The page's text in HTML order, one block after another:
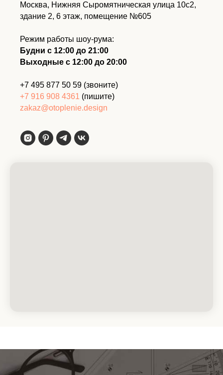
Москва, Нижняя Сыромятническая улица 10с2,
здание 2, 6 этаж, помещение №605
Режим работы шоу-рума:
Будни с 12:00 до 21:00
Выходные с 12:00 до 20:00
+7 495 877 50 59 (звоните)
+7 916 908 4361 (пишите)
zakaz@otoplenie.design